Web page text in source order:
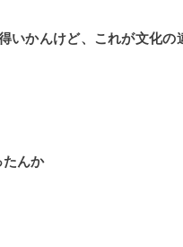
いかんけど、これが文化
たんか